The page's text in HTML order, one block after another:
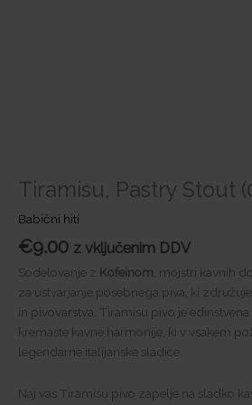
Tiramisu, Pastry Stout
Babični hiti
€9.00 z vključenim DDV
Sodelovanje z Kofeinom, mojstri kavnih
za ustvarjanje posebnega piva, ki
in pivovarstva. Tiramisu pivo je
kremaste kavne harmonije, ki v vsakem
legendarne italijanske sladice.
Naj vas Tiramisu pivo zapelje na sladko